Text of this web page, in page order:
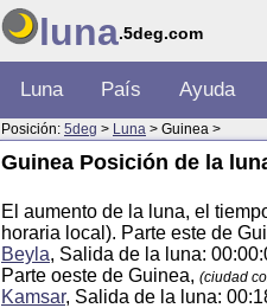
luna.5deg.com
Luna País Ayuda
Posición: 5deg > Luna > Guinea >
Guinea Posición de la
El aumento de la luna, el
horaria local). Parte este de
Beyla, Salida de la luna:
Parte oeste de Guinea, (ciudad
Kamsar, Salida de la luna: